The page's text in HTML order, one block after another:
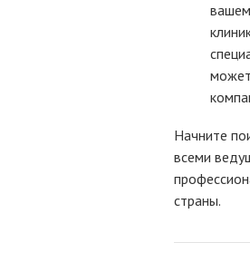
Начните
всеми
страны.